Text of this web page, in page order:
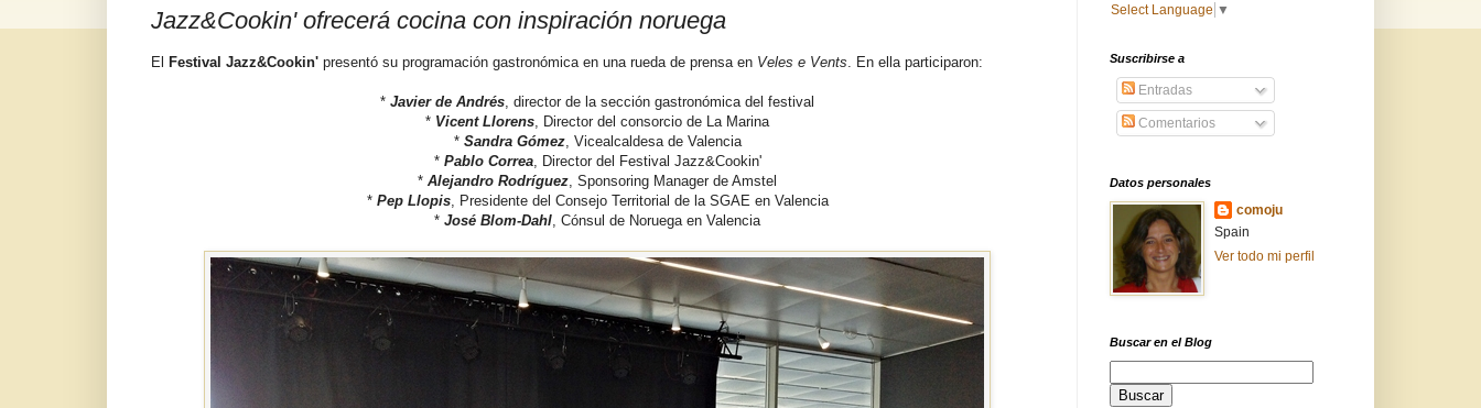
Jazz&Cookin' ofrecerá cocina con inspiración noruega
El Festival Jazz&Cookin' presentó su programación gastronómica en una rueda de prensa en Veles e Vents . En ella participaron:
* Javier de Andrés , director de la sección gastronómica del festival
* Vicent Llorens , Director del consorcio de La Marina
* Sandra Gómez, Vicealcaldesa de Valencia
* Pablo Correa, Director del Festival Jazz&Cookin'
* Alejandr​o Rodríguez , ​Sponsoring Manager de Amstel
* Pep Llopis, Presidente del Consejo Territorial de la SGAE en Valencia
* José Blom-Dahl , Cónsul de Noruega en Valencia
Select Language ▼
Suscribirse a
Entradas
Comentarios
Datos personales
comoju
Spain
Ver todo mi perfil
Buscar en el Blog